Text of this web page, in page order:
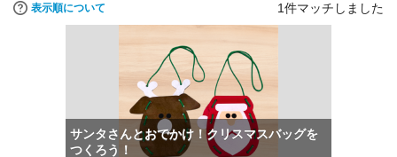
表示順について 1件マッチしました
サンタさんとおでかけ！クリスマスバッグを
つくろう！